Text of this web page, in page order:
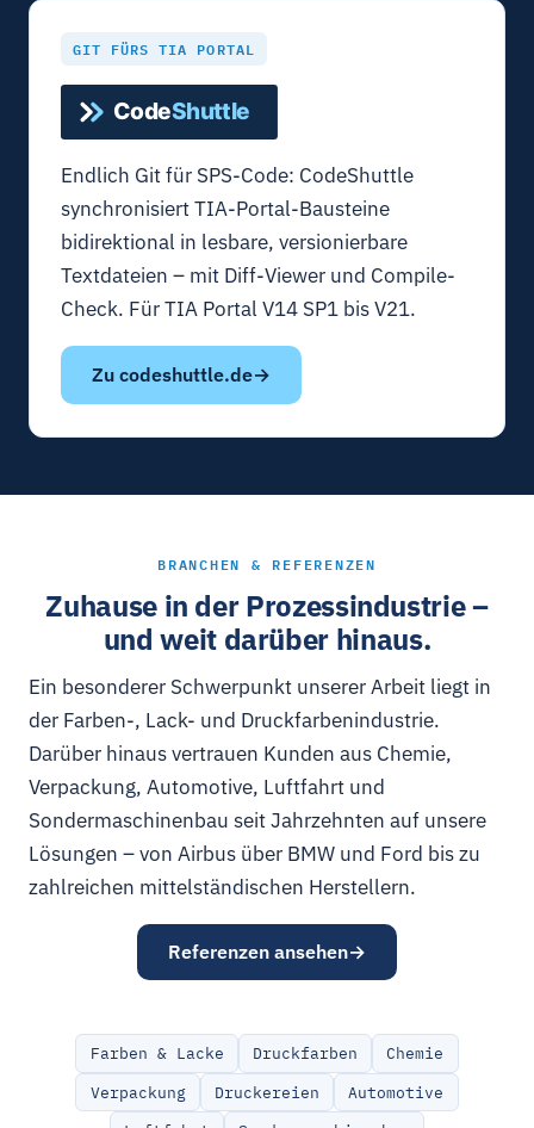
GIT FÜRS TIA PORTAL
Endlich Git für SPS-Code: CodeShuttle
synchronisiert TIA-Portal-Bausteine
bidirektional in lesbare, versionierbare
Textdateien – mit Diff-Viewer und Compile-
Check. Für TIA Portal V14 SP1 bis V21.
Zu codeshuttle.de
BRANCHEN & REFERENZEN
Zuhause in der Prozessindustrie –
und weit darüber hinaus.
Ein besonderer Schwerpunkt unserer Arbeit liegt in
der Farben-, Lack- und Druckfarbenindustrie.
Darüber hinaus vertrauen Kunden aus Chemie,
Verpackung, Automotive, Luftfahrt und
Sondermaschinenbau seit Jahrzehnten auf unsere
Lösungen – von Airbus über BMW und Ford bis zu
zahlreichen mittelständischen Herstellern.
Referenzen ansehen
Farben & Lacke Druckfarben
Chemie
Verpackung
Druckereien
Automotive